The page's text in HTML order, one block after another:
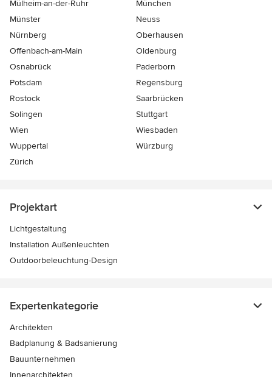
Mülheim-an-der-Ruhr
München
Münster
Neuss
Nürnberg
Oberhausen
Offenbach-am-Main
Oldenburg
Osnabrück
Paderborn
Potsdam
Regensburg
Rostock
Saarbrücken
Solingen
Stuttgart
Wien
Wiesbaden
Wuppertal
Würzburg
Zürich
Projektart
Lichtgestaltung
Installation Außenleuchten
Outdoorbeleuchtung-Design
Expertenkategorie
Architekten
Badplanung & Badsanierung
Bauunternehmen